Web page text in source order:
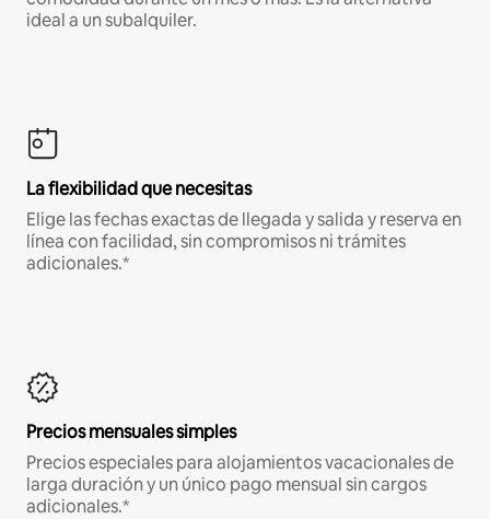
ideal a un subalquiler.
La flexibilidad que necesitas
Elige las fechas exactas de llegada y salida y reserva en
línea con facilidad, sin compromisos ni trámites
adicionales.*
Precios mensuales simples
Precios especiales para alojamientos vacacionales de
larga duración y un único pago mensual sin cargos
adicionales.*